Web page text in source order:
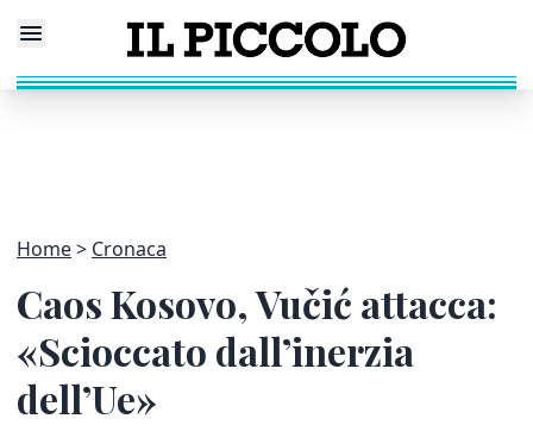
Home Cronaca
Caos Kosovo, Vučić attacca:
«Scioccato dall’inerzia
dell’Ue»